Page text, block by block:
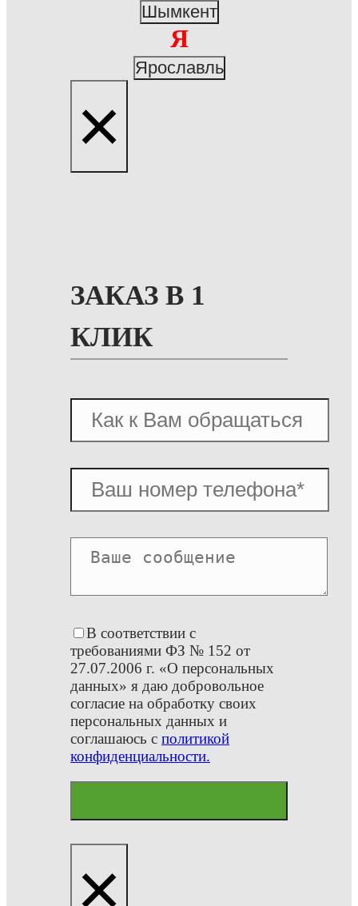
Шымкент
Я
Ярославль
×
ЗАКАЗ В 1
КЛИК
В соответствии с
требованиями ФЗ № 152 от
27.07.2006 г. «О персональных
данных» я даю добровольное
согласие на обработку своих
персональных данных и
соглашаюсь с политикой
конфиденциальности.